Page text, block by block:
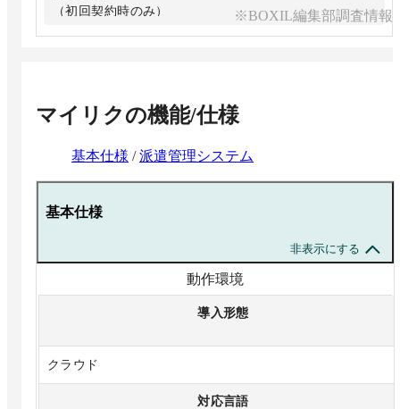
（初回契約時のみ）
■最低契約期間
12か月
※詳細は要問い合わせ
※BOXIL編集部調査情報
マイリクの機能/仕様
基本仕様 /派遣管理システム
基本仕様
非表示にする
動作環境
導入形態
クラウド
対応言語